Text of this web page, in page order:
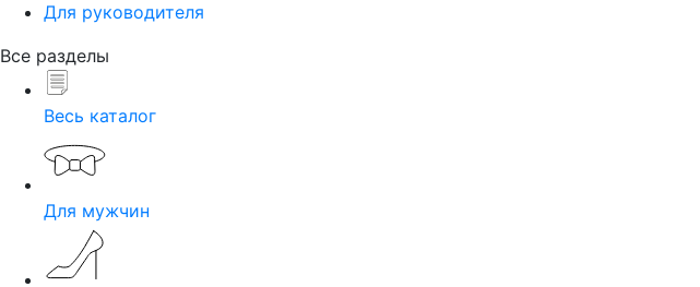
Для руководителя
Все разделы
Весь каталог
Для мужчин